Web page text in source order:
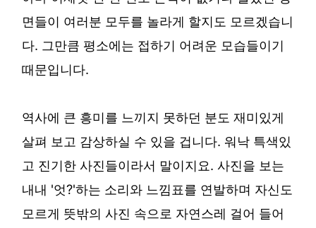
면들이 여러분 모두를 놀라게 할지도 모르겠습니
다. 그만큼 평소에는 접하기 어려운 모습들이기
때문입니다.
역사에 큰 흥미를 느끼지 못하던 분도 재미있게
살펴 보고 감상하실 수 있을 겁니다. 워낙 특색있
고 진기한 사진들이라서 말이지요. 사진을 보는
내내 '엇?'하는 소리와 느낌표를 연발하며 자신도
모르게 뜻밖의 사진 속으로 자연스레 걸어 들어